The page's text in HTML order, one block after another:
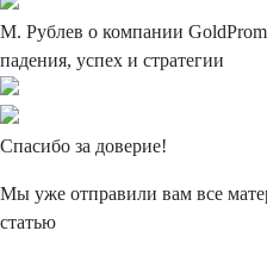
М. Рублев о компании
падения, успех и стратегии
Спасибо за доверие!
Мы уже отправили вам все
статью